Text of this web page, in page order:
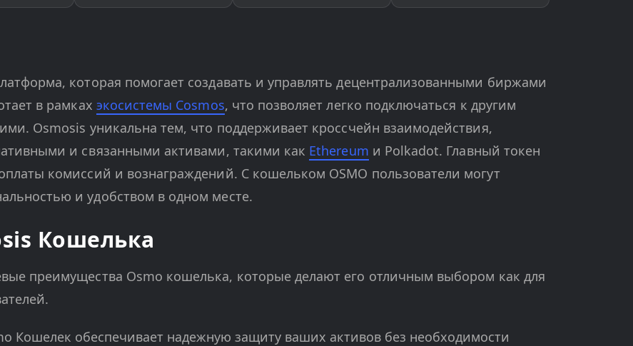
которая помогает создавать и управлять децентрализованными биржами
в рамках экосистемы Cosmos, что позволяет легко подключаться к другим
Osmosis уникальна тем, что поддерживает кроссчейн взаимодействия,
и связанными активами, такими как Ethereum и Polkadot. Главный токен
комиссий и вознаграждений. С кошельком OSMO пользователи могут
и удобством в одном месте.
Кошелька
преимущества Osmo кошелька, которые делают его отличным выбором как для
Кошелек обеспечивает надежную защиту ваших активов без необходимости